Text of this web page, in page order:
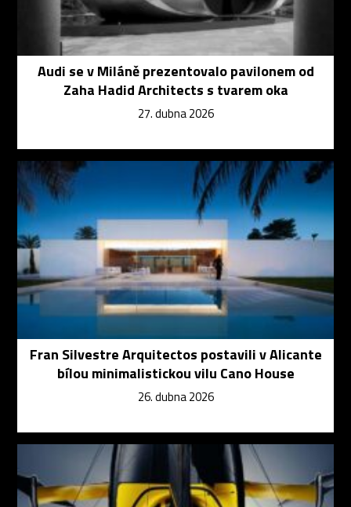
Audi se v Miláně prezentovalo pavilonem od
Zaha Hadid Architects s tvarem oka
27. dubna 2026
Fran Silvestre Arquitectos postavili v Alicante
bílou minimalistickou vilu Cano House
26. dubna 2026